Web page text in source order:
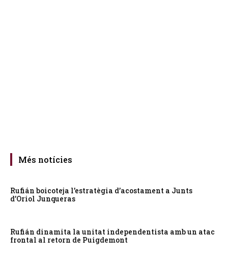
Més notícies
Rufián boicoteja l’estratègia d’acostament a Junts
d’Oriol Junqueras
Rufián dinamita la unitat independentista amb un atac
frontal al retorn de Puigdemont